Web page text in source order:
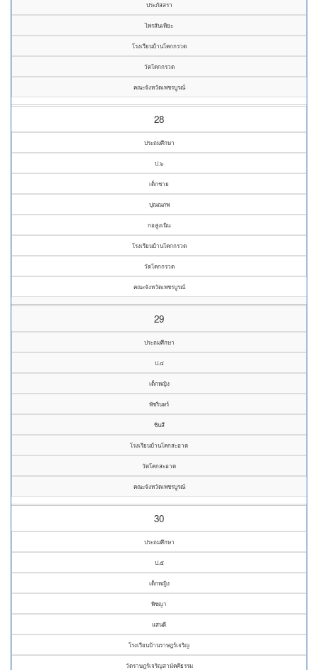
ประภัสสรา
ไพรสันเทียะ
โรงเรียนบ้านโคกกรวด
วัดโคกกรวด
คณะจังหวัดเพชรบูรณ์
28
ประถมศึกษา
ป.๖
เด็กชาย
ปุณณภพ
กอสูงเนิน
โรงเรียนบ้านโคกกรวด
วัดโคกกรวด
คณะจังหวัดเพชรบูรณ์
29
ประถมศึกษา
ป.๔
เด็กหญิง
พัชรินทร์
ชินสี
โรงเรียนบ้านโคกสะอาด
วัดโคกสะอาด
คณะจังหวัดเพชรบูรณ์
30
ประถมศึกษา
ป.๕
เด็กหญิง
พิชญา
แสนดี
โรงเรียนบ้านราษฎร์เจริญ
วัดราษฎร์เจริญสามัคคีธรรม